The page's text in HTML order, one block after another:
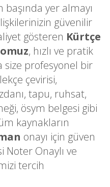
yer almayı
güvenilir
gösteren Kürtçe
, hızlı ve pratik
profesyonel bir
çevirisi,
tapu, ruhsat,
ösym belgesi gibi
kaynakların
onayı için güven
Noter Onaylı ve
tercih